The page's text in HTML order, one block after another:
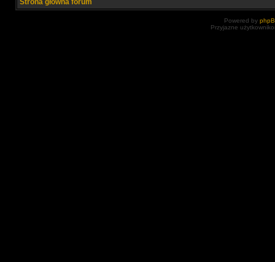
Strona główna forum
Powered by
Przyjazne